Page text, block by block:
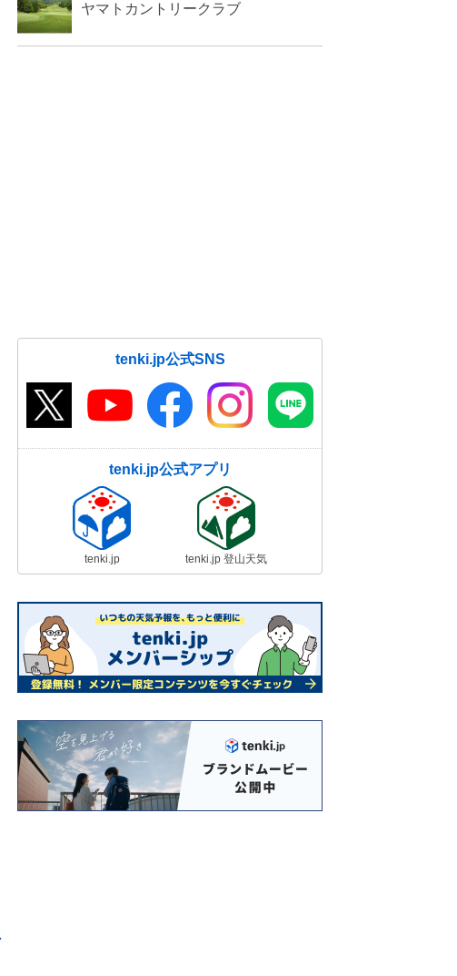
ヤマトカントリークラブ
tenki.jp公式SNS
tenki.jp公式アプリ
tenki.jp tenki.jp 登山天気